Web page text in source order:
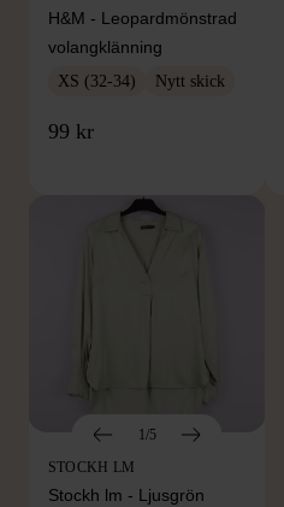
H&M - Leopardmönstrad
volangklänning
XS (32-34) Nytt skick
99 kr
1/5
STOCKH LM
Stockh lm - Ljusgrön